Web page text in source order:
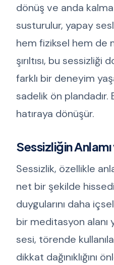
dönüş ve anda
susturulur, yapay
hem fiziksel hem de
şırıltısı, bu
farklı bir deneyim
sadelik ön
hatıraya dönüşür.
Sessizliğin Anlamı
Sessizlik, özellikle
net bir şekilde
duygularını daha
bir meditasyon alanı
sesi, törende
dikkat dağınıklığını